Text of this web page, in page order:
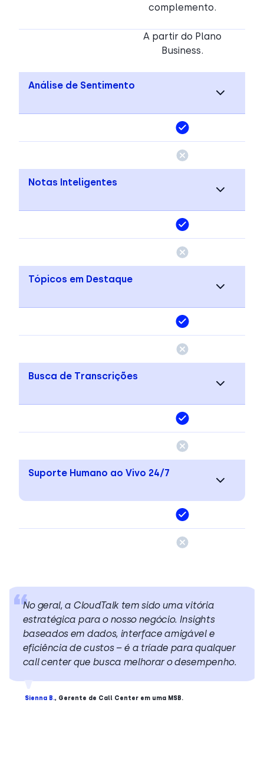
complemento.
A partir do Plano
Business.
Análise de Sentimento
Notas Inteligentes
Tópicos em Destaque
Busca de Transcrições
Suporte Humano ao Vivo 24/7
No geral, a CloudTalk tem sido uma vitória
estratégica para o nosso negócio. Insights
baseados em dados, interface amigável e
eficiência de custos – é a tríade para qualquer
call center que busca melhorar o desempenho.
Sienna B., Gerente de Call Center em uma MSB.